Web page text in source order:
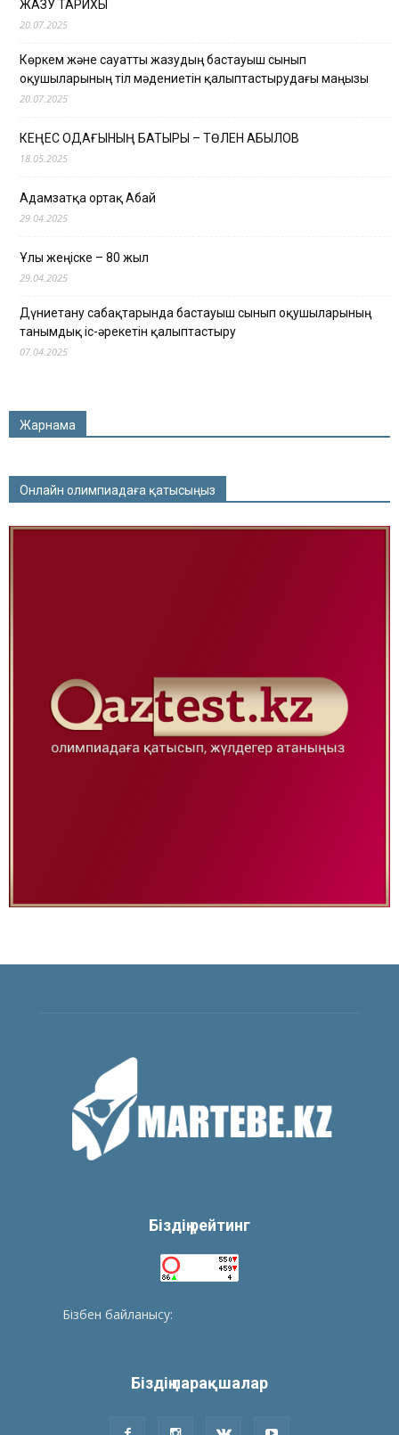
ЖАЗУ ТАРИХЫ
20.07.2025
Көркем және сауатты жазудың бастауыш сынып
оқушыларының тіл мәдениетін қалыптастырудағы маңызы
20.07.2025
КЕҢЕС ОДАҒЫНЫҢ БАТЫРЫ – ТӨЛЕН ҚАБЫЛОВ
18.05.2025
Адамзатқа ортақ Абай
29.04.2025
Ұлы жеңіске – 80 жыл
29.04.2025
Дүниетану сабақтарында бастауыш сынып оқушыларының
танымдық іс-әрекетін қалыптастыру
07.04.2025
Жарнама
Онлайн олимпиадаға қатысыңыз
Біздің рейтинг
Бізбен байланысу:
Біздің парақшалар